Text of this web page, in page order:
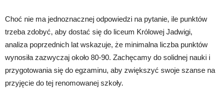
Choć nie ma jednoznacznej odpowiedzi na pytanie, ile punktów
trzeba zdobyć, aby dostać się do liceum Królowej Jadwigi,
analiza poprzednich lat wskazuje, że minimalna liczba punktów
wynosiła zazwyczaj około 80-90. Zachęcamy do solidnej nauki i
przygotowania się do egzaminu, aby zwiększyć swoje szanse na
przyjęcie do tej renomowanej szkoły.